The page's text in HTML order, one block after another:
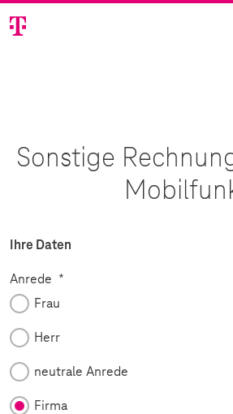
Sonstige
Ihre Daten
Anrede Pflichtfeld
*
Frau
Herr
neutrale Anrede
Firma